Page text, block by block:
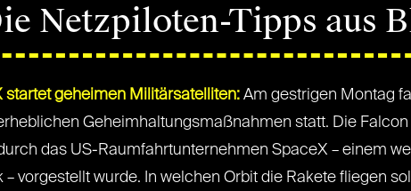
Netzpiloten-Tipps aus
startet geheimen Militärsatelliten:Am gestrigen Montag
Geheimhaltungsmaßnahmen statt. Die
das US-Raumfahrtunternehmen SpaceX – einem
vorgestellt wurde. In welchen Orbit die Rakete fliegen